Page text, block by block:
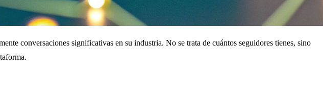
conversaciones significativas en su industria. No se trata de cuántos seguidores tienes, sino